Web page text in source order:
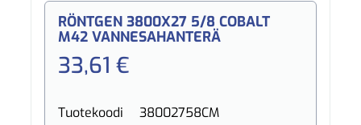
RÖNTGEN 3800X27 5/8 COBALT
M42 VANNESAHANTERÄ
33,61 €
Tuotekoodi 38002758CM